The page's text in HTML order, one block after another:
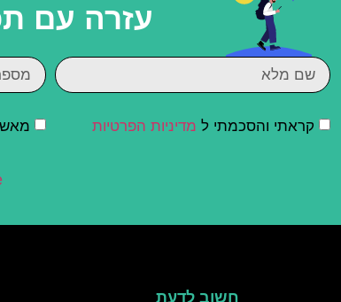
עזרה עם
קראתי והסכמתי ל מדיניות הפרטיות
חשוב לדעת